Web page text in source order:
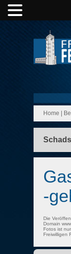
Home
-
Die
Domain
Fotos ist
Freiwilligen